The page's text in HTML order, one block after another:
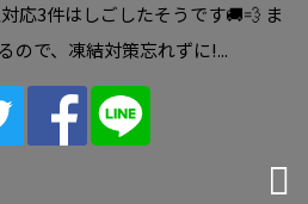
応3件はしごしたそうです🚚💨 ま
ので、凍結対策忘れずに!...